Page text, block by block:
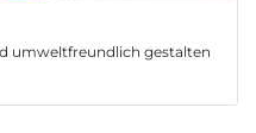
umweltfreundlich gestalten